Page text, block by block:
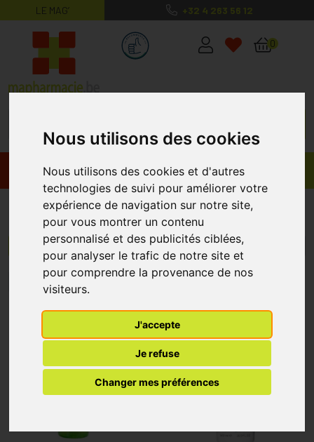
Nous utilisons des cookies
Nous utilisons des cookies et d'autres
technologies de suivi pour améliorer votre
expérience de navigation sur notre site,
pour vous montrer un contenu
personnalisé et des publicités ciblées,
pour analyser le trafic de notre site et
pour comprendre la provenance de nos
visiteurs.
J'accepte
Je refuse
Changer mes préférences
LE MAG’ +32 4 263 56 12
MaPharmacie.be ma santé, mes
0
Promos Produits
Peau Réactive
Menu/Filtres